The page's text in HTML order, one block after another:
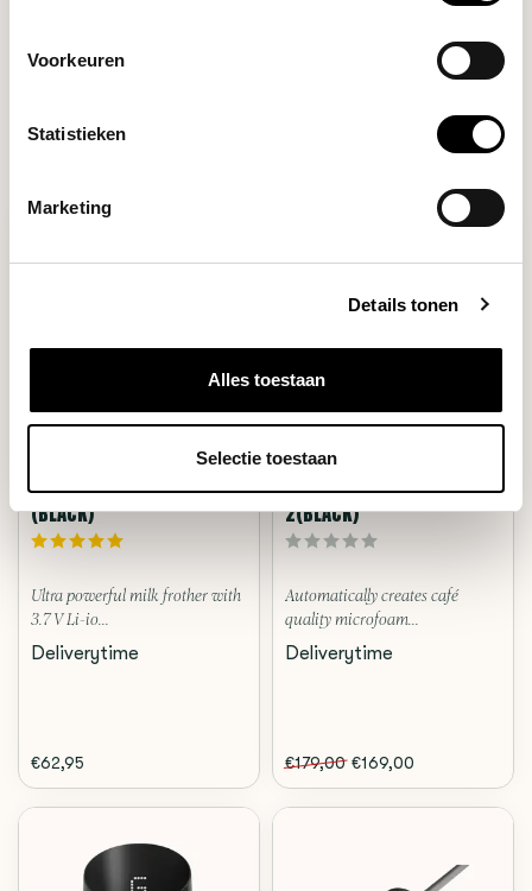
Voorkeuren
Statistieken
Marketing
Details tonen
Alles toestaan
Selectie toestaan
NANOFOAMER LITHIUM
(BLACK)
Ultra powerful milk frother with
3.7 V Li-io...
Deliverytime
€62,95
Subminimal
NANOFOAMER PRO GEN
2(BLACK)
Automatically creates café
quality microfoam...
Deliverytime
€179,00 €169,00